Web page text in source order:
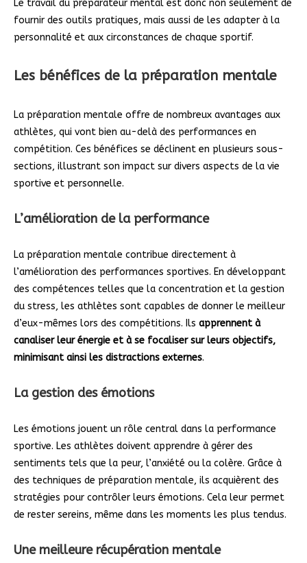
Le travail du préparateur mental est donc non seulement de
fournir des outils pratiques, mais aussi de les adapter à la
personnalité et aux circonstances de chaque sportif.
Les bénéfices de la préparation mentale
La préparation mentale offre de nombreux avantages aux
athlètes, qui vont bien au-delà des performances en
compétition. Ces bénéfices se déclinent en plusieurs sous-
sections, illustrant son impact sur divers aspects de la vie
sportive et personnelle.
L’amélioration de la performance
La préparation mentale contribue directement à
l’amélioration des performances sportives. En développant
des compétences telles que la concentration et la gestion
du stress, les athlètes sont capables de donner le meilleur
d’eux-mêmes lors des compétitions. Ils apprennent à
canaliser leur énergie et à se focaliser sur leurs objectifs,
minimisant ainsi les distractions externes.
La gestion des émotions
Les émotions jouent un rôle central dans la performance
sportive. Les athlètes doivent apprendre à gérer des
sentiments tels que la peur, l’anxiété ou la colère. Grâce à
des techniques de préparation mentale, ils acquièrent des
stratégies pour contrôler leurs émotions. Cela leur permet
de rester sereins, même dans les moments les plus tendus.
Une meilleure récupération mentale